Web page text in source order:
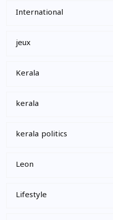
International
jeux
Kerala
kerala
kerala politics
Leon
Lifestyle